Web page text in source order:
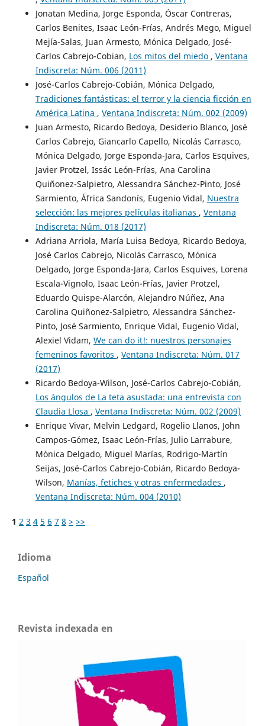
Jonatan Medina, Jorge Esponda, Óscar Contreras,
Carlos Benites, Isaac León-Frías, Andrés Mego, Miguel
Mejía-Salas, Juan Armesto, Mónica Delgado, José-
Carlos Cabrejo-Cobian, Los mitos del miedo , Ventana
Indiscreta: Núm. 006 (2011)
José-Carlos Cabrejo-Cobián, Mónica Delgado,
Tradiciones fantásticas: el terror y la ciencia ficción en
América Latina , Ventana Indiscreta: Núm. 002 (2009)
Juan Armesto, Ricardo Bedoya, Desiderio Blanco, José
Carlos Cabrejo, Giancarlo Capello, Nicolás Carrasco,
Mónica Delgado, Jorge Esponda-Jara, Carlos Esquives,
Javier Protzel, Issác León-Frías, Ana Carolina
Quiñonez-Salpietro, Alessandra Sánchez-Pinto, José
Sarmiento, África Sandonís, Eugenio Vidal, Nuestra
selección: las mejores películas italianas , Ventana
Indiscreta: Núm. 018 (2017)
Adriana Arriola, María Luisa Bedoya, Ricardo Bedoya,
José Carlos Cabrejo, Nicolás Carrasco, Mónica
Delgado, Jorge Esponda-Jara, Carlos Esquives, Lorena
Escala-Vignolo, Isaac León-Frías, Javier Protzel,
Eduardo Quispe-Alarcón, Alejandro Núñez, Ana
Carolina Quiñonez-Salpietro, Alessandra Sánchez-
Pinto, José Sarmiento, Enrique Vidal, Eugenio Vidal,
Alexiel Vidam, We can do it!: nuestros personajes
femeninos favoritos , Ventana Indiscreta: Núm. 017
(2017)
Ricardo Bedoya-Wilson, José-Carlos Cabrejo-Cobián,
Los ángulos de La teta asustada: una entrevista con
Claudia Llosa , Ventana Indiscreta: Núm. 002 (2009)
Enrique Vivar, Melvin Ledgard, Rogelio Llanos, John
Campos-Gómez, Isaac León-Frías, Julio Larrabure,
Mónica Delgado, Miguel Marías, Rodrigo-Martín
Seijas, José-Carlos Cabrejo-Cobián, Ricardo Bedoya-
Wilson, Manías, fetiches y otras enfermedades ,
Ventana Indiscreta: Núm. 004 (2010)
1 2 3 4 5 6 7 8 > >>
Idioma
Español
Revista indexada en